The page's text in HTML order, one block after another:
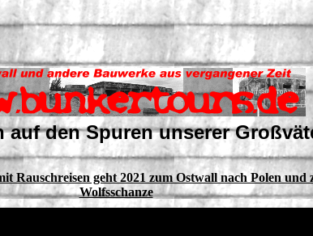
auf den Spuren unserer
Rauschreisen geht 2021 zum Ostwall nach Polen und
Wolfsschanze